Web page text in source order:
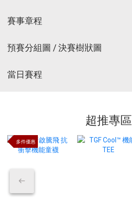
賽事章程
預賽分組圖 / 決賽樹狀圖
當日賽程
超推專區
多件優惠